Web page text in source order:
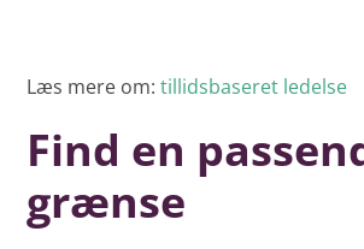
Læs mere om:tillidsbaseret ledelse
Find en
grænse